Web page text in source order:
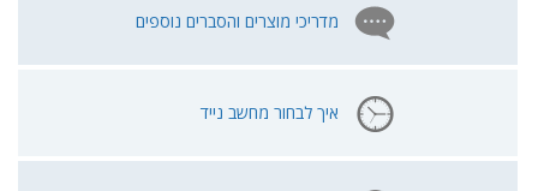
מדריכי מוצרים והסברים נוספים
איך לבחור מחשב נייד